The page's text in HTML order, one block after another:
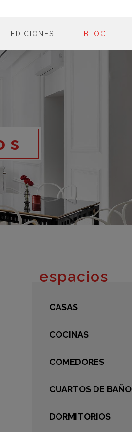
EDICIONES
madrid 2025
madrid 2024
madrid 2021
madrid 2018
madrid 2017
madrid 2016
BLOG
espacios
CASAS
COCINAS
COMEDORES
CUARTOS DE BAÑO
DORMITORIOS